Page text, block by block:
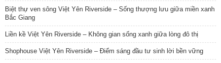
Biệt thự ven sông Việt Yên Riverside – Sống thượng lưu giữa miền xanh
Bắc Giang
Liền kề Việt Yên Riverside – Không gian sống xanh giữa lòng đô thị
Shophouse Việt Yên Riverside – Điểm sáng đầu tư sinh lời bền vững